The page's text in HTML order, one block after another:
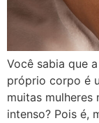
Você sabia que
próprio corpo é
muitas mulheres
intenso? Pois é,